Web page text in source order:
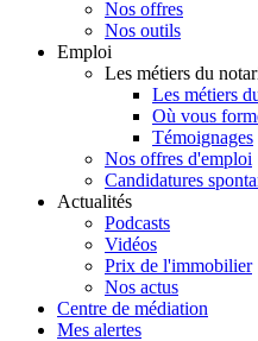
Nos offres
Nos outils
Emploi
Les métiers du
Les métiers
Où vous
Témoignages
Nos offres d'emploi
Candidatures
Actualités
Podcasts
Vidéos
Prix de l'immobilier
Nos actus
Centre de médiation
Mes alertes